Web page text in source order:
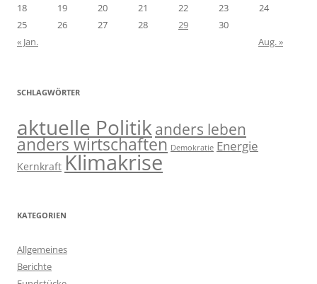
18
19 20 21 22 23
24
25
26 27 28 29
30
« Jan.
Aug. »
SCHLAGWÖRTER
aktuelle Politik anders leben
anders wirtschaften Demokratie Energie
Kernkraft Klimakrise
KATEGORIEN
Allgemeines
Berichte